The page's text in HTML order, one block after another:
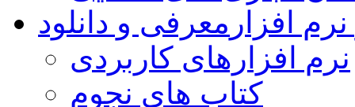
افزار معرفی و دانلود
نرم افزارهای کاربردی
کتاب های نجوم